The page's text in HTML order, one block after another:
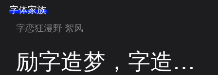
字体家族
字恋狂漫野 絮风
励字造梦，字造梦想